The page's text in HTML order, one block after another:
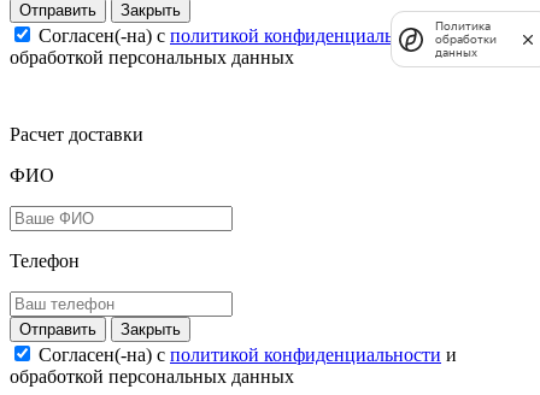
Закрыть
Согласен(-на) c политикой конфиденциальностии
обработкой персональных данных
Расчет доставки
ФИО
Телефон
Закрыть
Согласен(-на) c политикой конфиденциальности и
обработкой персональных данных
Политика
обработки
данных